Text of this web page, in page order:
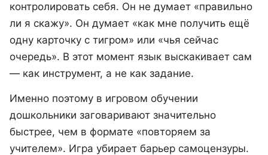
контролировать себя. Он не думает «правильно
ли я скажу». Он думает «как мне получить ещё
одну карточку с тигром» или «чья сейчас
очередь». В этот момент язык выскакивает сам
— как инструмент, а не как задание.
Именно поэтому в игровом обучении
дошкольники заговаривают значительно
быстрее, чем в формате «повторяем за
учителем». Игра убирает барьер самоцензуры.